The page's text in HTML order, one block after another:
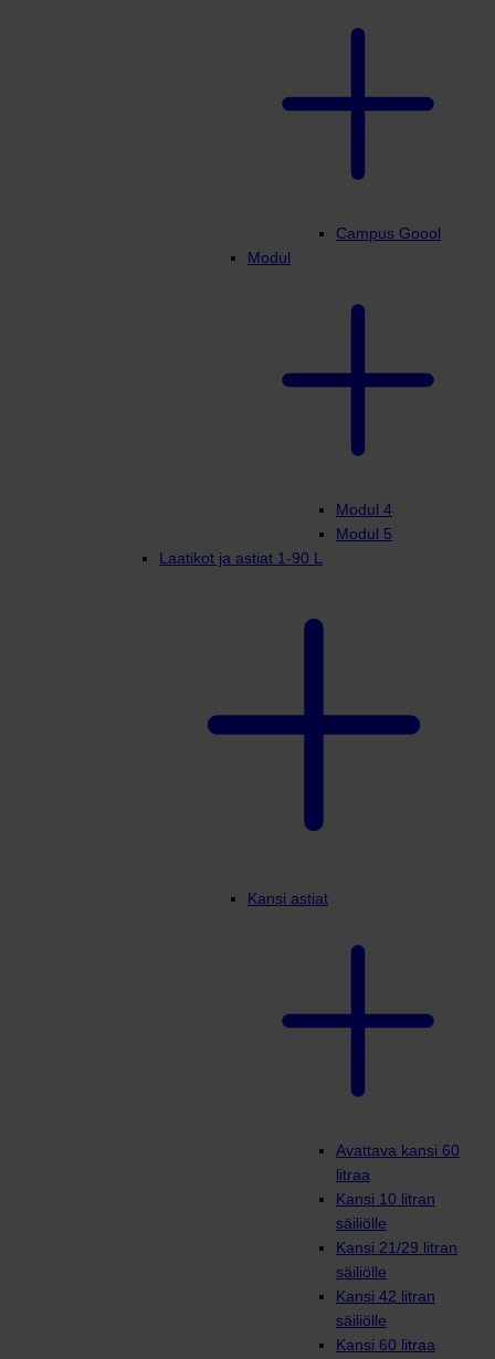
Campus Goool
Modul
Modul 4
Modul 5
Laatikot ja astiat 1-90 L
Kansi astiat
Avattava kansi 60
litraa
Kansi 10 litran
säiliölle
Kansi 21/29 litran
säiliölle
Kansi 42 litran
säiliölle
Kansi 60 litraa